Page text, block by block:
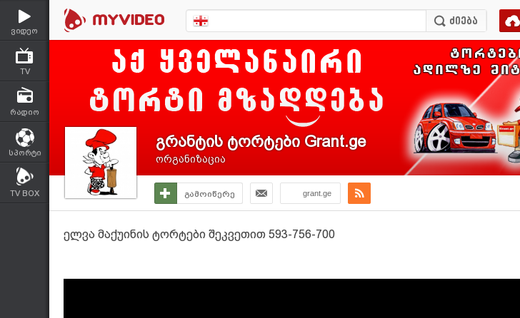
ვიდეო
TV
რადიო
სპორტი
TV BOX
გრანტის ტორტები Grant.ge
ორგანიზაცია
გამოიწერე grant.ge
ელვა მაქუინის ტორტები შეკვეთით 593-756-700